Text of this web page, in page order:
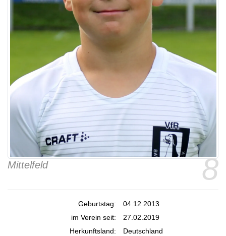
8
Mittelfeld
Geburtstag:
04.12.2013
im Verein seit:
27.02.2019
Herkunftsland:
Deutschland